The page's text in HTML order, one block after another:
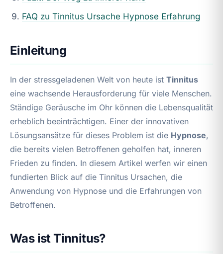
FAQ zu Tinnitus Ursache Hypnose Erfahrung
Einleitung
In der stressgeladenen Welt von heute ist Tinnitus
eine wachsende Herausforderung für viele Menschen.
Ständige Geräusche im Ohr können die Lebensqualität
erheblich beeinträchtigen. Einer der innovativen
Lösungsansätze für dieses Problem ist die Hypnose,
die bereits vielen Betroffenen geholfen hat, inneren
Frieden zu finden. In diesem Artikel werfen wir einen
fundierten Blick auf die Tinnitus Ursachen, die
Anwendung von Hypnose und die Erfahrungen von
Betroffenen.
Was ist Tinnitus?